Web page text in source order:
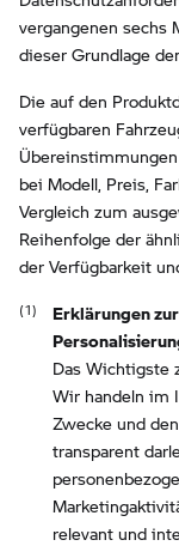
vergangenen sechs
dieser Grundlage
Die auf den
verfügbaren
bei Modell, Preis,
Vergleich zum
Reihenfolge der
der Verfügbarkeit
Erklärungen
Das Wichtigste
Wir handeln im
Zwecke und
transparent
relevant und